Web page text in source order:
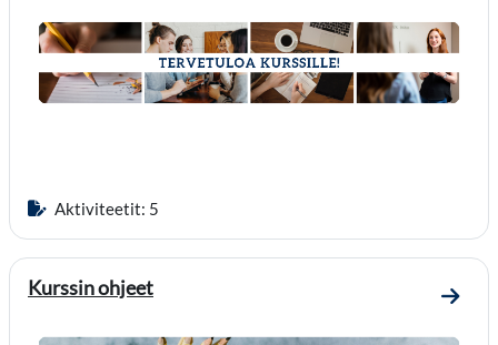
Aktiviteetit: 5
Kurssin ohjeet
Mene